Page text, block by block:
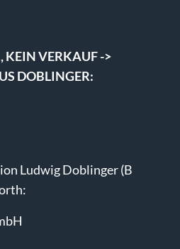
KEIN VERKAUF ->
DOBLINGER:
Ludwig Doblinger (B